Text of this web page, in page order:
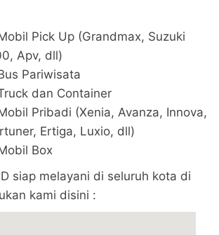
Pick Up (Grandmax, Suzuki
Apv, dll)
Pariwisata
dan Container
Pribadi (Xenia, Avanza, Innova,
Ertiga, Luxio, dll)
Box
siap melayani di seluruh kota di
kami disini :